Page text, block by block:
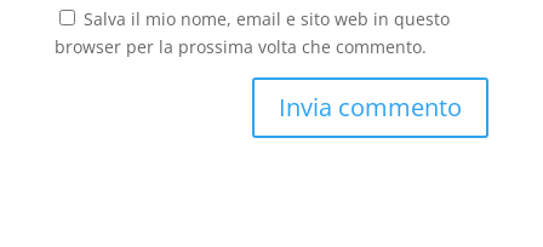
Salva il mio nome, email e sito web in questo
browser per la prossima volta che commento.